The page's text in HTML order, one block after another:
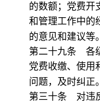
的数额；党费开
和管理工作中的
的意见和建议等。
第二十九条 各
党费收缴、使用
问题，及时纠正。
第三十条 对违